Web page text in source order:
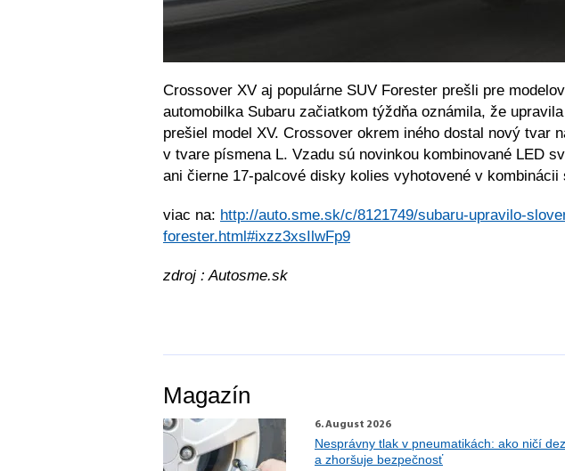
Crossover XV aj populárne SUV Forester prešli pre
automobilka Subaru začiatkom týždňa oznámila, že
prešiel model XV. Crossover okrem iného dostal nový
v tvare písmena L. Vzadu sú novinkou kombinované LED
ani čierne 17-palcové disky kolies vyhotovené v
viac na: http://auto.sme.sk/c/8121749/subaru-upravilo-
forester.html#ixzz3xsIlwFp9
zdroj : Autosme.sk
Magazín
6. August 2026
Nesprávny tlak v pneumatikách: ako ničí
a zhoršuje bezpečnosť